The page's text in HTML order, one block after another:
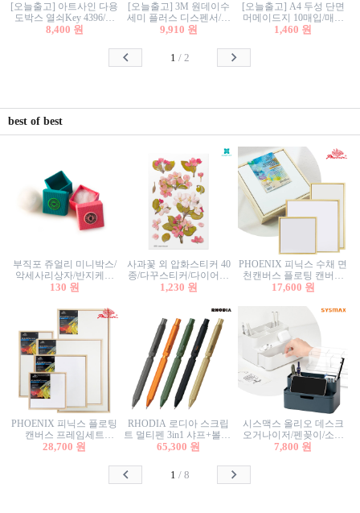
[오늘출고] 아트사인 다용
도박스 열쇠Key 4396/투
표함/건의함/모금함/응모
8,400 원
[오늘출고] 3M 원데이수
세미 플러스 디스펜서/소
프트수세미5매+강력수세
9,910 원
[오늘출고] A4 두성 단면
머메이드지 10매입/매직
터치/색지/색상지/색복사
칼라색지/고급복사지
1,460 원
1 / 2
best of best
부직포 쥬얼리 미니박스/
악세사리상자/반지케이
스/반지상자/귀걸이상자/
130 원
사과꽃 외 압화스티커 40
종/다꾸스티커/다이어리
꾸미기/꽃스티커/자연물
1,230 원
PHOENIX 피닉스 수채 면
천캔버스 플로팅 캔버스
프레임세트 30x30cm/액자
17,600 원
PHOENIX 피닉스 플로팅
캔버스 프레임세트
50x50cm/액자캔버스/인테
28,700 원
RHODIA 로디아 스크립
트 멀티펜 3in1 샤프+볼펜/
무광택 알루미늄 육각배
65,300 원
시스맥스 올리오 데스크
오거나이저/펜꽂이/소품
꽂이/소품함/정리함/수납
7,800 원
1 / 8